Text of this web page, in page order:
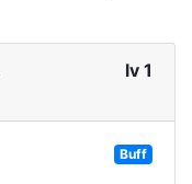
lv 1
Buff